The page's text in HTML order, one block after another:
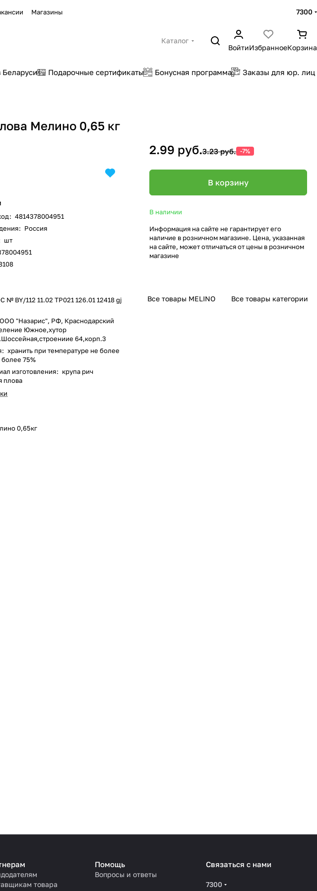
Магазины 7300
Каталог
ВойтиИзбранноеКорзина
Беларуси Подарочные сертификаты Бонусная программа Заказы для юр. лиц
Мелино 0,65 кг
: 4814378004951
: Россия
шт
№ BY/112 11.02 TP021 126.01 12418 gj
ООО "Назарис", РФ, Краснодарский
Южное,хутор
64,корп.3
: хранить при температуре не более
75%
изготовления: крупа рич
плова
0,65кг
2.99 руб.3.23 руб. -7%
В корзину
В наличии
Информация на сайте не гарантирует его
наличие в розничном магазине. Цена, указанная
на сайте, может отличаться от цены в розничном
магазине
Все товары MELINO Все товары категории
товара
Помощь
Вопросы и ответы
Связаться с нами
7300